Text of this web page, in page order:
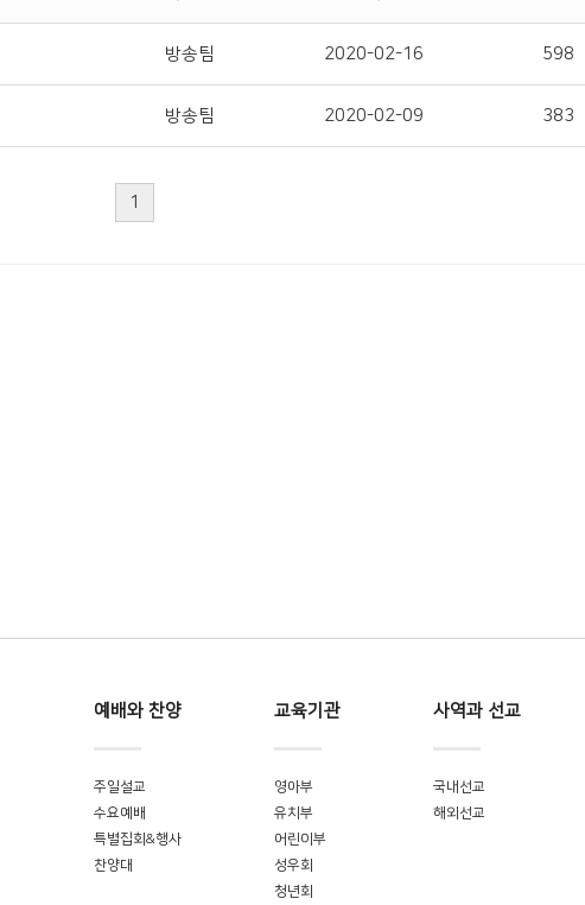
방송팀 2020-02-16 598
방송팀 2020-02-09 383
1
예배와 찬양
주일설교
수요예배
특별집회&행사
찬양대
교육기관
영아부
유치부
어린이부
성우회
청년회
사역과 선교
국내선교
해외선교